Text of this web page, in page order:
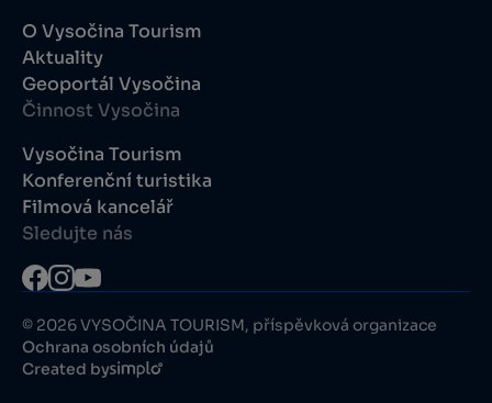
O Vysočina Tourism
Aktuality
Geoportál Vysočina
Činnost Vysočina
Vysočina Tourism
Konferenční turistika
Filmová kancelář
Sledujte nás
© 2026 VYSOČINA TOURISM, příspěvková organizace
Ochrana osobních údajů
Created by